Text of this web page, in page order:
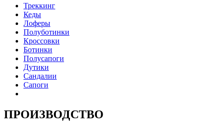
Треккинг
Кеды
Лоферы
Полуботинки
Кроссовки
Ботинки
Полусапоги
Дутики
Сандалии
Сапоги
ПРОИЗВОДСТВО